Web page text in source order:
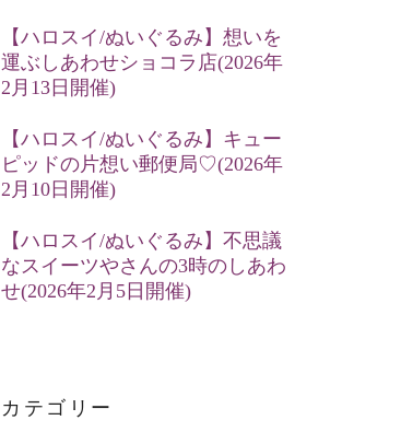
【ハロスイ/ぬいぐるみ】想いを
運ぶしあわせショコラ店(2026年
2月13日開催)
【ハロスイ/ぬいぐるみ】キュー
ピッドの片想い郵便局♡(2026年
2月10日開催)
【ハロスイ/ぬいぐるみ】不思議
なスイーツやさんの3時のしあわ
せ(2026年2月5日開催)
カテゴリー